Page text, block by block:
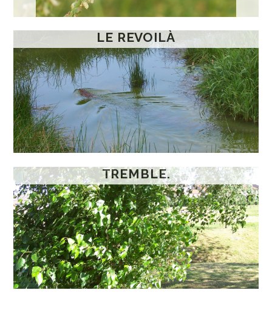
LE REVOILÀ
TREMBLE.